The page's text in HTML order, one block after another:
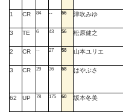
1 CR 84 -- 56 津吹みゆ
3 TE 6 43 56 松原健之
2 CR -- 27 58 山本ユリエ
3 CR 29 36 58 はやぶさ
62 UP 78 175 60 坂本冬美